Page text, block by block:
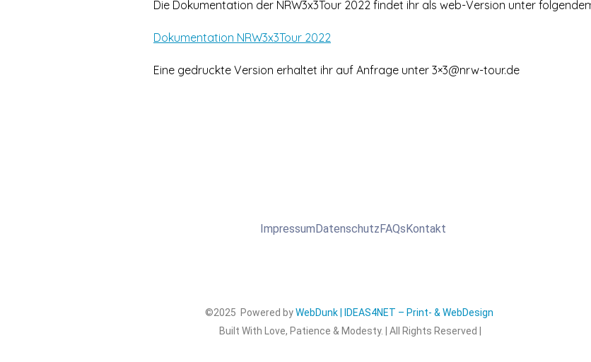
Die Dokumentation der NRW3x3Tour 2022 findet ihr als web-Version unter
Dokumentation NRW3x3Tour 2022
Eine gedruckte Version erhaltet ihr auf Anfrage unter 3×3@nrw-tour.de
ImpressumDatenschutzFAQsKontakt
©2025 Powered byWebDunk | IDEAS4NET – Print- & WebDesign
Built With Love, Patience & Modesty. | All Rights Reserved |